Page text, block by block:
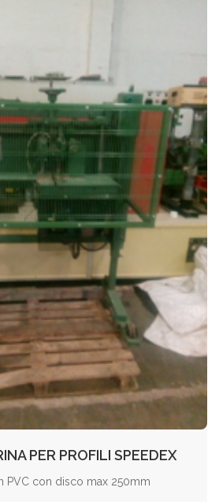
PER PROFILI SPEEDEX
PVC con disco max 250mm